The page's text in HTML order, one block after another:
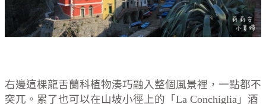
右邊這棵龍舌蘭科植物湊巧融入整個風景裡，一點都不
突兀。累了也可以在山坡小徑上的「La Conchiglia」酒